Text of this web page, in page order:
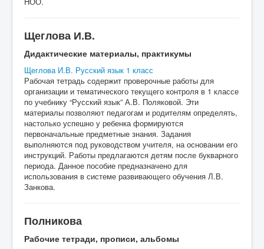
Щеглова И.В.
Дидактические материалы, практикумы
Щеглова И.В. Русский язык 1 класс
Рабочая тетрадь содержит проверочные работы для
организации и тематического текущего контроля в 1 классе
по учебнику “Русский язык” А.В. Поляковой. Эти
материалы позволяют педагогам и родителям определять,
настолько успешно у ребенка формируются
первоначальные предметные знания. Задания
выполняются под руководством учителя, на основании его
инструкций. Работы предлагаются детям после букварного
периода. Данное пособие предназначено для
использования в системе развивающего обучения Л.В.
Занкова.
Полникова
Рабочие тетради, прописи, альбомы